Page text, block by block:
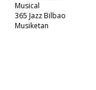
Musical
365 Jazz Bilbao
Musiketan